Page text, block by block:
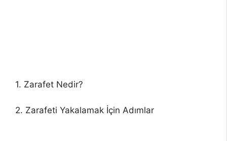
1. Zarafet Nedir?
2. Zarafeti Yakalamak İçin Adımlar